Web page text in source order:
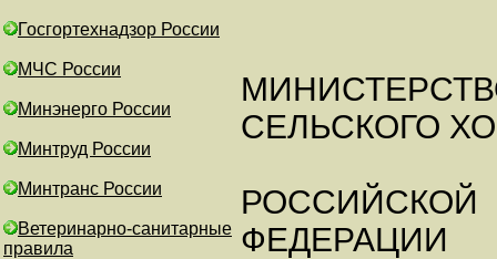
Госгортехнадзор России
МЧС России
Минэнерго России
Минтруд России
Минтранс России
Ветеринарно-санитарные
правила
СЕЛЬСКОГО
РОССИЙСКОЙ
ФЕДЕРАЦИИ